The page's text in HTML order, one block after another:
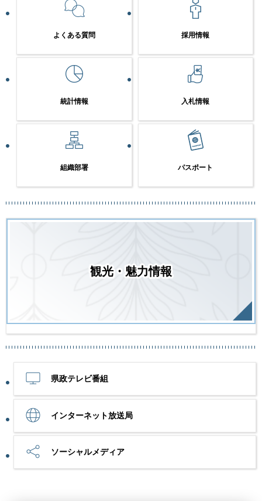
よくある質問 採用情報
統計情報 入札情報
組織部署 パスポート
観光・魅力情報
県政テレビ番組
インターネット放送局
ソーシャルメディア